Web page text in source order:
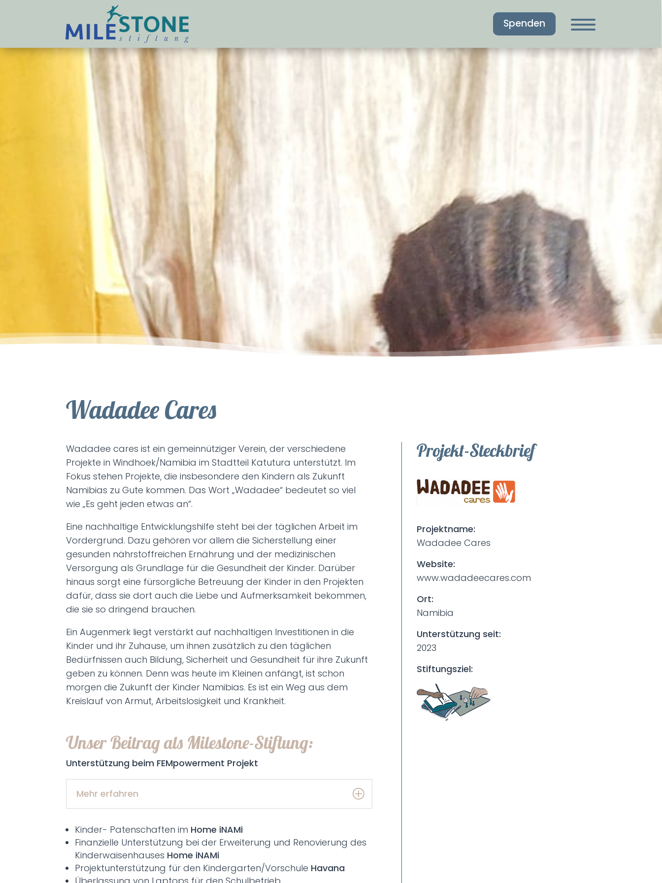
Spenden
Wadadee Cares
Wadadee cares ist ein gemeinnütziger Verein, der verschiedene
Projekte in Windhoek/Namibia im Stadtteil Katutura unterstützt. Im
Fokus stehen Projekte, die insbesondere den Kindern als Zukunft
Namibias zu Gute kommen. Das Wort „Wadadee“ bedeutet so viel
wie „Es geht jeden etwas an“.
Eine nachhaltige Entwicklungshilfe steht bei der täglichen Arbeit im
Vordergrund. Dazu gehören vor allem die Sicherstellung einer
gesunden nährstoffreichen Ernährung und der medizinischen
Versorgung als Grundlage für die Gesundheit der Kinder. Darüber
hinaus sorgt eine fürsorgliche Betreuung der Kinder in den Projekten
dafür, dass sie dort auch die Liebe und Aufmerksamkeit bekommen,
die sie so dringend brauchen.
Ein Augenmerk liegt verstärkt auf nachhaltigen Investitionen in die
Kinder und ihr Zuhause, um ihnen zusätzlich zu den täglichen
Bedürfnissen auch Bildung, Sicherheit und Gesundheit für ihre Zukunft
geben zu können. Denn was heute im Kleinen anfängt, ist schon
morgen die Zukunft der Kinder Namibias. Es ist ein Weg aus dem
Kreislauf von Armut, Arbeitslosigkeit und Krankheit.
Unser Beitrag als Milestone-Stiftung:
Unterstützung beim FEMpowerment Projekt
Mehr erfahren
Kinder- Patenschaften im Home iNAMi
Finanzielle Unterstützung bei der Erweiterung und Renovierung des
Kinderwaisenhauses Home iNAMi
Projektunterstützung für den Kindergarten/Vorschule Havana
Projekt-Steckbrief
Projektname:
Wadadee Cares
Website:
www.wadadeecares.com
Ort:
Namibia
Unterstützung seit:
2023
Stiftungsziel: